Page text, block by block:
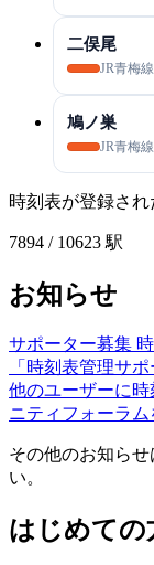
二俣尾
JR青梅線
鳩ノ巣
JR青梅線
時刻表が登録され
7894 / 10623 駅
お知らせ
サポーター募集
「時刻表管理サ
他のユーザーに
ニティフォーラム
その他のお知らせ
い。
はじめての